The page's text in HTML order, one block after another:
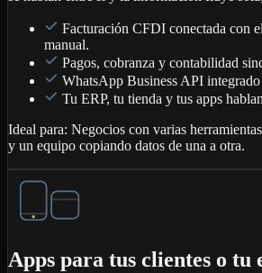
Facturación CFDI conectada con
manual.
Pagos, cobranza y contabilidad
WhatsApp Business API
Tu ERP, tu tienda y tus apps
Ideal para: Negocios con varias
y un equipo copiando datos de una a otra.
Apps para tus clientes o tu